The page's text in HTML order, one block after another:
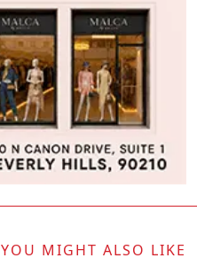
YOU MIGHT ALSO LIKE